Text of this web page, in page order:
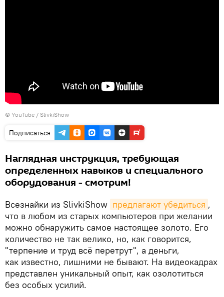
© YouTube / SlivkiShow
Подписаться
Наглядная инструкция, требующая
определенных навыков и специального
оборудования - смотрим!
Всезнайки из SlivkiShow предлагают убедиться ,
что в любом из старых компьютеров при желании
можно обнаружить самое настоящее золото. Его
количество не так велико, но, как говорится,
"терпение и труд всё перетрут", а деньги,
как известно, лишними не бывают. На видеокадрах
представлен уникальный опыт, как озолотиться
без особых усилий.